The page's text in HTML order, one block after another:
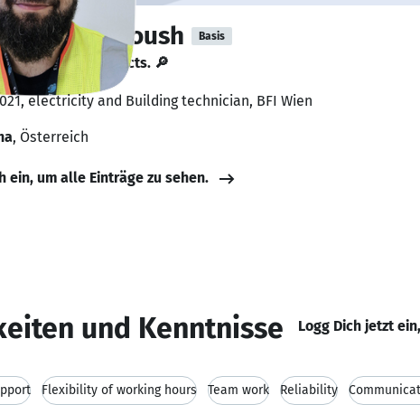
Nadir Haboush Basis
for freelance projects. 🔎
electricity and Building technician, BFI Wien
, Österreich
ein, um alle Einträge zu sehen.
und Kenntnisse Logg Dich jetzt
Flexibility of working hours Team work Reliability